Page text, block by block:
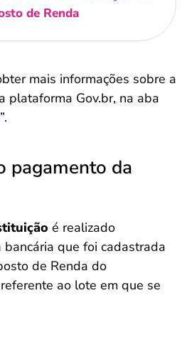
de Renda
mais informações sobre a
plataforma Gov.br, na aba
”.
pagamento da
é realizado
que foi cadastrada
de Renda do
ao lote em que se